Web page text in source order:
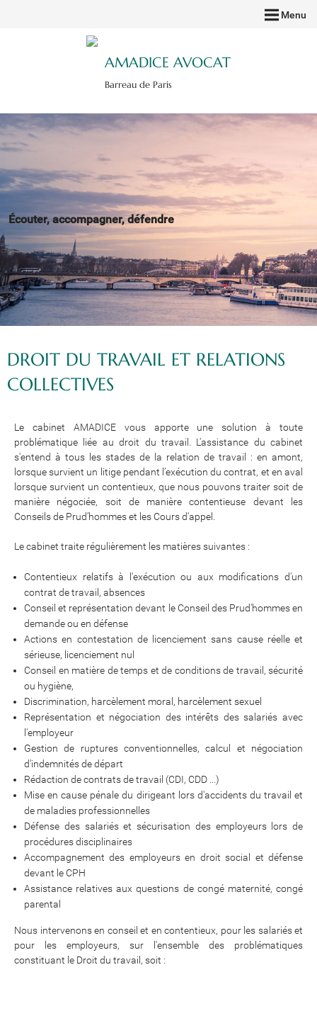
Menu
AMADICE AVOCAT
Barreau de Paris
Écouter, accompagner, défendre
DROIT DU TRAVAIL ET RELATIONS
COLLECTIVES
Le cabinet AMADICE vous apporte une solution à toute
problématique liée au droit du travail. L'assistance du cabinet
s'entend à tous les stades de la relation de travail : en amont,
lorsque survient un litige pendant l’exécution du contrat, et en aval
lorsque survient un contentieux, que nous pouvons traiter soit de
manière négociée, soit de manière contentieuse devant les
Conseils de Prud’hommes et les Cours d'appel.
Le cabinet traite régulièrement les matières suivantes :
Contentieux relatifs à l'exécution ou aux modifications d'un
contrat de travail, absences
Conseil et représentation devant le Conseil des Prud'hommes en
demande ou en défense
Actions en contestation de licenciement sans cause réelle et
sérieuse, licenciement nul
Conseil en matière de temps et de conditions de travail, sécurité
ou hygiène,
Discrimination, harcèlement moral, harcèlement sexuel
Représentation et négociation des intérêts des salariés avec
l'employeur
Gestion de ruptures conventionnelles, calcul et négociation
d'indemnités de départ
Rédaction de contrats de travail (CDI, CDD ...)
Mise en cause pénale du dirigeant lors d'accidents du travail et
de maladies professionnelles
Défense des salariés et sécurisation des employeurs lors de
procédures disciplinaires
Accompagnement des employeurs en droit social et défense
devant le CPH
Assistance relatives aux questions de congé maternité, congé
parental
Nous intervenons en conseil et en contentieux, pour les salariés et
pour les employeurs, sur l'ensemble des problématiques
constituant le Droit du travail, soit :